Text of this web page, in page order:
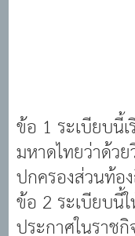
ข้อ 1 ระเบียบนี้เ
มหาดไทยว่าด้ว
ปกครองส่วนท้อ
ข้อ 2 ระเบียบนี้
ประกาศในราช